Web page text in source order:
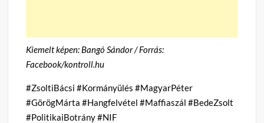
Kiemelt képen: Bangó Sándor / Forrás:
Facebook/kontroll.hu
#ZsoltiBácsi #Kormányülés #MagyarPéter
#GörögMárta #Hangfelvétel #Maffiaszál #BedeZsolt
#PolitikaiBotrány #NIF